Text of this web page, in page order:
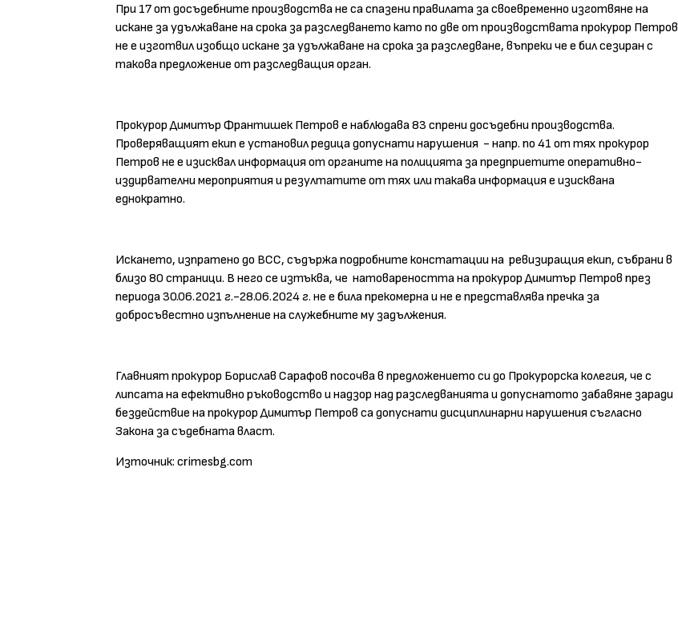
При 17 от досъдебните производства не са спазени правилата за своевременно изготвяне на
искане за удължаване на срока за разследването като по две от производствата прокурор Петров
не е изготвил изобщо искане за удължаване на срока за разследване, въпреки че е бил сезиран с
такова предложение от разследващия орган.
Прокурор Димитър Франтишек Петров е наблюдава 83 спрени досъдебни производства.
Проверяващият екип е установил редица допуснати нарушения - напр. по 41 от тях прокурор
Петров не е изисквал информация от органите на полицията за предприетите оперативно-
издирвателни мероприятия и резултатите от тях или такава информация е изисквана
еднократно.
Искането, изпратено до ВСС, съдържа подробните констатации на ревизиращия екип, събрани в
близо 80 страници. В него се изтъква, че натовареността на прокурор Димитър Петров през
периода 30.06.2021 г.-28.06.2024 г. не е била прекомерна и не е представлява пречка за
добросъвестно изпълнение на служебните му задължения.
Главният прокурор Борислав Сарафов посочва в предложението си до Прокурорска колегия, че с
липсата на ефективно ръководство и надзор над разследванията и допуснатото забавяне заради
бездействие на прокурор Димитър Петров са допуснати дисциплинарни нарушения съгласно
Закона за съдебната власт.
Източник: crimesbg.com